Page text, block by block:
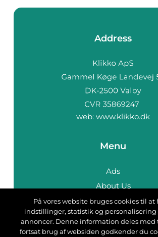
Address
web: www.klikko.dk
Menu
Ads
About Us
Cookies
Contact
Sitemap
På vores website bruges cookies til at
indstillinger, statistik og
annoncer. Denne information deles med
fortsat brug af websiden godkender du